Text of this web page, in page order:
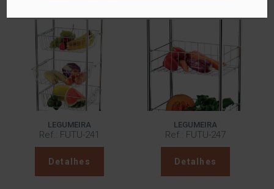
LEGUMEIRA
Ref.: FUTU-241
Detalhes
LEGUMEIRA
Ref.: FUTU-247
Detalhes